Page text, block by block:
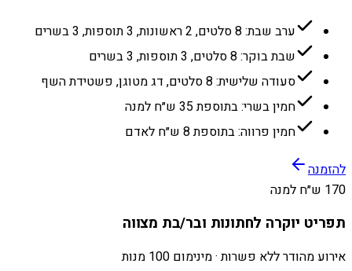
ערב שבת: 8 סלטים, 2 ראשונות, 3 תוספות, 3 בשרים
שבת בוקר: 8 סלטים, 3 תוספות, 3 בשרים
סעודה שלישית: 8 סלטים, דג מטוגן, פשטידת השף
חמין בשרי: בתוספת 35 ש״ח למנה
חמין פרווה: בתוספת 8 ש״ח לאדם
להזמנה
170 ש״ח למנה
תפריט יוקרה לחתונות ובר/בת מצווה
אירוע מהודר ללא פשרות · מינימום 100 מנות